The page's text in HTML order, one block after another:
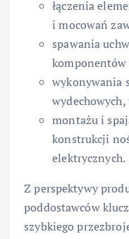
łączenia
i mocowań
spawania
komponentów
wykonywania
montażu i
konstrukcji
elektrycznych.
Z perspektywy
poddostawców
szybkiego